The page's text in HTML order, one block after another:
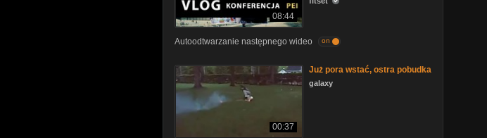
08:44
Autoodtwarzanie następnego wideo on
00:37
Już pora wstać, ostra pobudka
galaxy